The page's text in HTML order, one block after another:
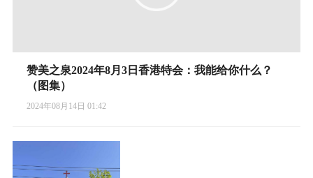
赞美之泉2024年8月3日香港特会：我能给你什么？
（图集）
2024年08月14日 01:42